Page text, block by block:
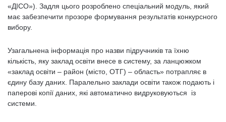
«ДІСО»). Задля цього розроблено спеціальний модуль, який
має забезпечити прозоре формування результатів конкурсного
вибору.
Узагальнена інформація про назви підручників та їхню
кількість, яку заклад освіти внесе в систему, за ланцюжком
«заклад освіти – район (місто, ОТГ) – область» потрапляє в
єдину базу даних. Паралельно заклади освіти також подають і
паперові копії даних, які автоматично видруковуються із
системи.